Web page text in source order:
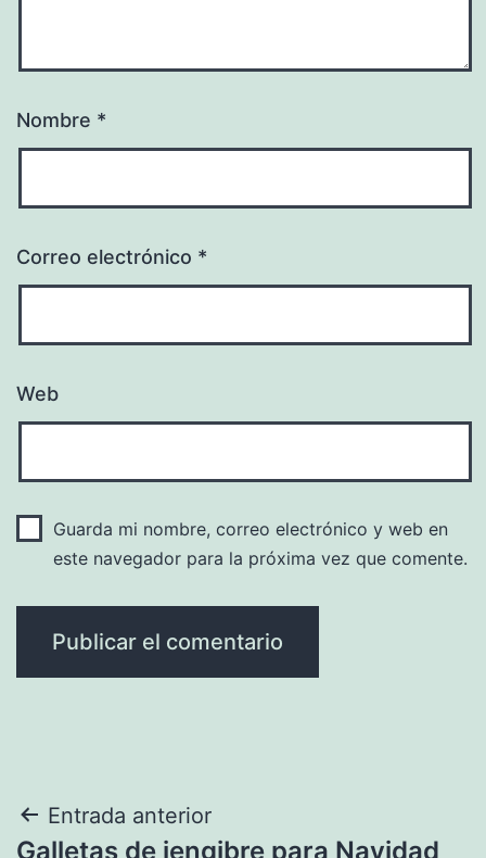
Nombre *
Correo electrónico *
Web
Guarda mi nombre, correo electrónico y web en
este navegador para la próxima vez que comente.
Navegación
Entrada anterior
Galletas de jengibre para Navidad